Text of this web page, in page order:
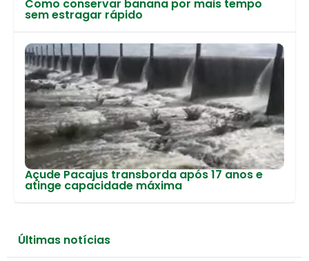
Como conservar banana por mais tempo
sem estragar rápido
Açude Pacajus transborda após 17 anos e
atinge capacidade máxima
Últimas notícias